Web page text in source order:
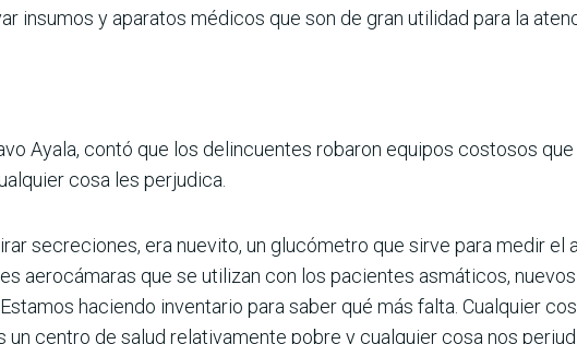
insumos y aparatos médicos que son de gran utilidad para la
Ayala, contó que los delincuentes robaron equipos costosos que
cosa les perjudica.
secreciones, era nuevito, un glucómetro que sirve para medir el
aerocámaras que se utilizan con los pacientes asmáticos,
haciendo inventario para saber qué más falta. Cualquier
centro de salud relativamente pobre y cualquier cosa nos